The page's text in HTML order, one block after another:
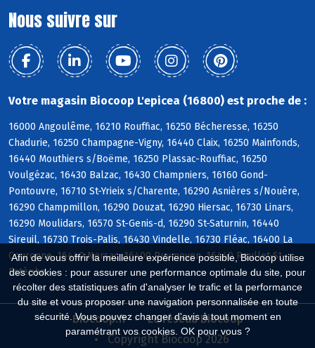
Afin de vous offrir la meilleure expérience possible, Biocoop utilise
des cookies : pour assurer une performance optimale du site, pour
récolter des statistiques afin d'analyser le trafic et la performance
du site et vous proposer une navigation personnalisée en toute
sécurité. Vous pouvez changer d'avis à tout moment en
paramétrant vos cookies. OK pour vous ?
Nous suivre sur
Votre magasin Biocoop L'epicea (16800) est proche de :
16000 Angoulême, 16210 Rouffiac, 16250 Bécheresse, 16250
Chadurie, 16250 Champagne-Vigny, 16440 Claix, 16250 Mainfonds,
16440 Mouthiers s/Boëme, 16250 Plassac-Rouffiac, 16250
Voulgézac, 16430 Balzac, 16430 Champniers, 16160 Gond-
Pontouvre, 16710 St-Yrieix s/Charente, 16290 Asnières s/Nouère,
16290 Champmillon, 16290 Douzat, 16290 Hiersac, 16730 Linars,
16290 Moulidars, 16570 St-Genis-d, 16290 St-Saturnin, 16440
Sireuil, 16730 Trois-Palis, 16430 Vindelle, 16730 Fléac, 16400 La
Couronne, 16440 Nersac, 16400 Puymoyen, 16440 Roullet-St-
Estèphe
Biocoop.fr
Le réseau Biocoop
Copyright Biocoop 2026